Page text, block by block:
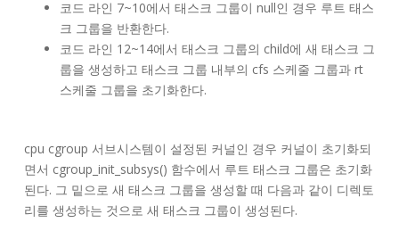
코드 라인 7~10에서 태스크 그룹이 null인 경우 루트 태스
크 그룹을 반환한다.
코드 라인 12~14에서 태스크 그룹의 child에 새 태스크 그
룹을 생성하고 태스크 그룹 내부의 cfs 스케줄 그룹과 rt
스케줄 그룹을 초기화한다.
cpu cgroup 서브시스템이 설정된 커널인 경우 커널이 초기화되
면서 cgroup_init_subsys() 함수에서 루트 태스크 그룹은 초기화
된다. 그 밑으로 새 태스크 그룹을 생성할 때 다음과 같이 디렉토
리를 생성하는 것으로 새 태스크 그룹이 생성된다.